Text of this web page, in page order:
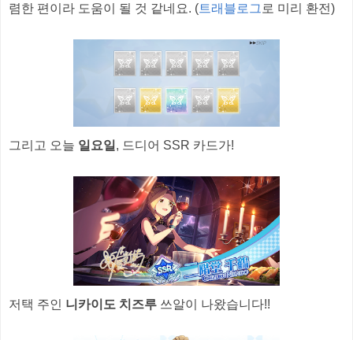
렴한 편이라 도움이 될 것 같네요. (트래블로그 로 미리 환전)
그리고 오늘 일요일 , 드디어 SSR 카드가!
저택 주인 니카이도 치즈루 쓰알이 나왔습니다!!